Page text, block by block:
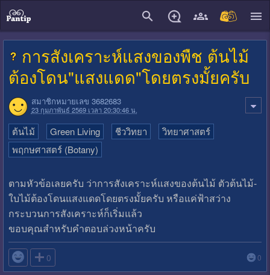
การสังเคราะห์แสงของพืช ต้นไม้
ต้องโดน"แสงแดด"โดยตรงมั้ยครับ
สมาชิกหมายเลข 3682683
23 กุมภาพันธ์ 2569 เวลา 20:30:46 น.
ต้นไม้ Green Living ชีววิทยา
วิทยาศาสตร์
พฤกษศาสตร์ (Botany)
ตามหัวข้อเลยครับ ว่าการสังเคราะห์แสงของต้นไม้ ตัวต้นไม้-
ใบไม้ต้องโดนแสงแดดโดยตรงมั้ยครับ หรือแค่ฟ้าสว่าง
กระบวนการสังเคราะห์ก็เริ่มแล้ว
ขอบคุณสำหรับคำตอบล่วงหน้าครับ
 0 0
close